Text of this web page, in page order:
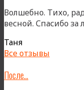
Волшебно. Тихо,
весной. Спасибо
Таня
Все отзывы
После…